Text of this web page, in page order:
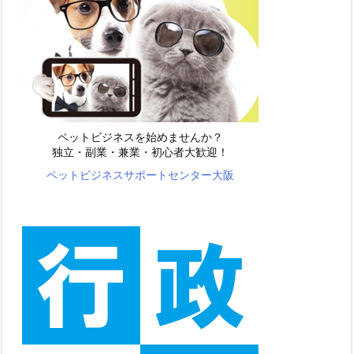
ペットビジネスを始めませんか？
独立・副業・兼業・初心者大歓迎！
ペットビジネスサポートセンター大阪